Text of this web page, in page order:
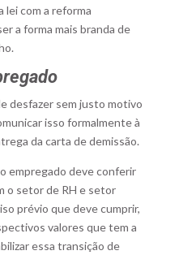
lei com a reforma
a forma mais branda de
desfazer sem justo motivo
isso formalmente à
da carta de demissão.
empregado deve conferir
o setor de RH e setor
prévio que deve cumprir,
valores que tem a
essa transição de